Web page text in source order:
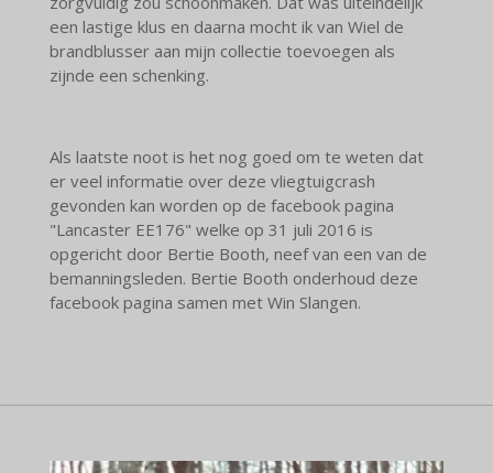
een lastige klus en daarna mocht ik van Wiel de
brandblusser aan mijn collectie toevoegen als
zijnde een schenking.
Als laatste noot is het nog goed om te weten dat
er veel informatie over deze vliegtuigcrash
gevonden kan worden op de facebook pagina
"Lancaster EE176" welke op 31 juli 2016 is
opgericht door Bertie Booth, neef van een van de
bemanningsleden. Bertie Booth onderhoud deze
facebook pagina samen met Win Slangen.